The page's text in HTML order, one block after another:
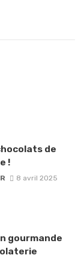
de
!
8 avril 2025
gourmande